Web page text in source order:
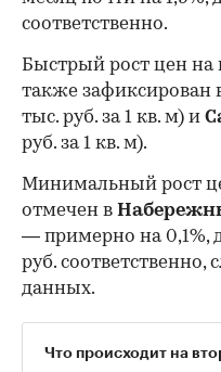
соответственно.
Быстрый рост цен
также зафиксирован
тыс. руб. за 1 кв. м) и
руб. за 1 кв. м).
Минимальный рост
отмечен в
— примерно на 0,1%,
руб. соответственно,
данных.
Что происходит на